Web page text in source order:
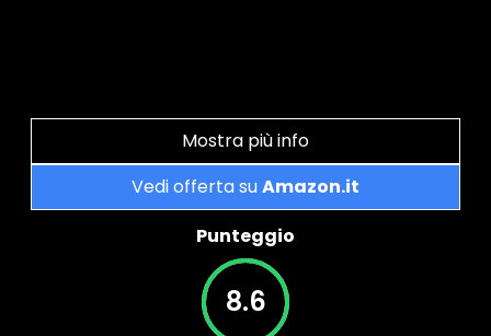
Mostra più info
Vedi offerta suAmazon.it
Punteggio
8.6